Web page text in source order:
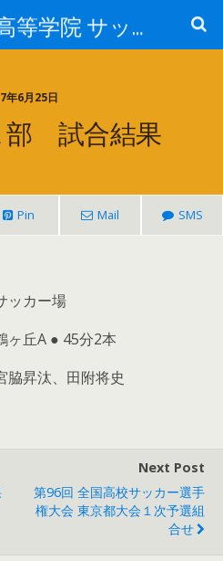
早稲田大学 高等学院 サッカー部
年6月25日
部 試合結果
Pin Mail SMS
ッカー場
ヶ丘A ● 45分2本
脇昇汰、田附将史
Next Post
第96回 全国高校サッカー選手
権大会 東京都大会１次予選組
合せ